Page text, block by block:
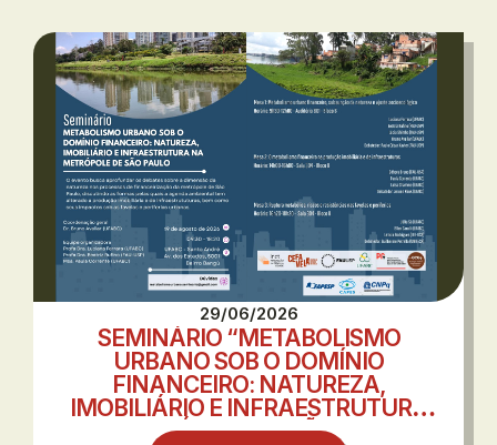
29/06/2026
SEMINÁRIO “METABOLISMO
URBANO SOB O DOMÍNIO
FINANCEIRO: NATUREZA,
IMOBILIÁRIO E INFRAESTRUTURA
NA METRÓPOLE DE SÃO PAULO”